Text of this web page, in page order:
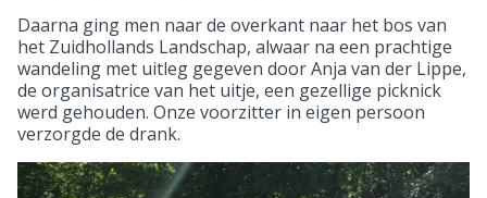
Daarna ging men naar de overkant naar het bos van
het Zuidhollands Landschap, alwaar na een prachtige
wandeling met uitleg gegeven door Anja van der Lippe,
de organisatrice van het uitje, een gezellige picknick
werd gehouden. Onze voorzitter in eigen persoon
verzorgde de drank.